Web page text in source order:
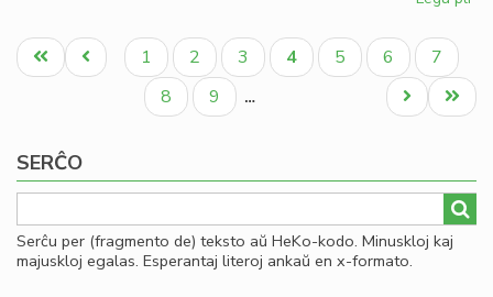
al
Pagination
Unua
paĝo
Antaŭa
paĝo
Paĝo
1 Paĝo
2 Paĝo
3
Aktuala
paĝo
4 Paĝo
5 Paĝo
6 Paĝo
7
Paĝo
8 Paĝo
9 …
Last
page
Next
page
SERĈO
Serĉu per (fragmento de) teksto aŭ HeKo-kodo. Minuskloj kaj
majuskloj egalas. Esperantaj literoj ankaŭ en x-formato.